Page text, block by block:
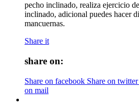
pecho inclinado, realiza ejercicio
inclinado, adicional puedes hacer
mancuernas.
Share it
share on:
Share on facebook Share on twitter
on mail